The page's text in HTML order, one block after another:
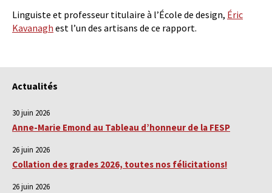
Linguiste et professeur titulaire à l’École de design, Éric
Kavanagh est l’un des artisans de ce rapport.
Actualités
30 juin 2026
Anne-Marie Emond au Tableau d’honneur de la FESP
26 juin 2026
Collation des grades 2026, toutes nos félicitations!
26 juin 2026